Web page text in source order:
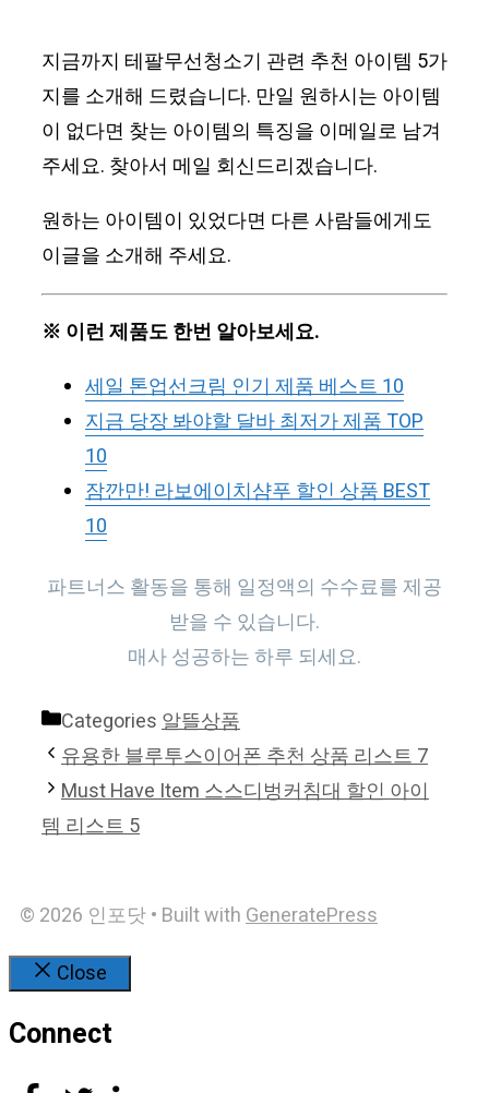
지금까지 테팔무선청소기 관련 추천 아이템 5가
지를 소개해 드렸습니다. 만일 원하시는 아이템
이 없다면 찾는 아이템의 특징을 이메일로 남겨
주세요. 찾아서 메일 회신드리겠습니다.
원하는 아이템이 있었다면 다른 사람들에게도
이글을 소개해 주세요.
※ 이런 제품도 한번 알아보세요.
세일 톤업선크림 인기 제품 베스트 10
지금 당장 봐야할 달바 최저가 제품 TOP
10
잠깐만! 라보에이치샴푸 할인 상품 BEST
10
파트너스 활동을 통해 일정액의 수수료를 제공
받을 수 있습니다.
매사 성공하는 하루 되세요.
Categories알뜰상품
유용한 블루투스이어폰 추천 상품 리스트 7
Must Have Item 스스디벙커침대 할인 아이
템 리스트 5
© 2026 인포닷• Built withGeneratePress
Close
Connect